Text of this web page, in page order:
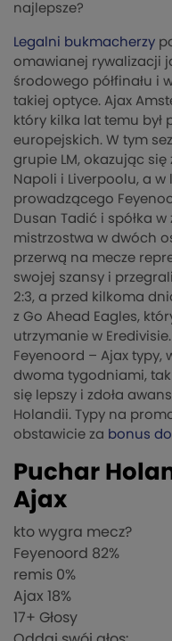
najlepsze?
Legalni bukmacherzy
omawianej rywalizacji
środowego półfinału i
takiej optyce. Ajax
który kilka lat temu był
europejskich. W tym
grupie LM, okazując się
Napoli i Liverpoolu, a
prowadzącego
Dusan Tadić i spółka
mistrzostwa w dwóch
przerwą na mecze
swojej szansy i
2:3, a przed kilkoma
z Go Ahead Eagles,
utrzymanie w
Feyenoord – Ajax typy,
dwoma tygodniami, tak
się lepszy i zdoła
Holandii. Typy na
obstawicie za bonus
Puchar
Ajax
kto wygra mecz?
Feyenoord 82%
remis 0%
Ajax 18%
17+ Głosy